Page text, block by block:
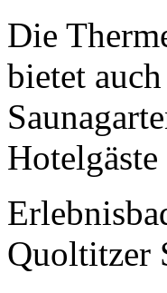
Die
bietet
Quoltitzer